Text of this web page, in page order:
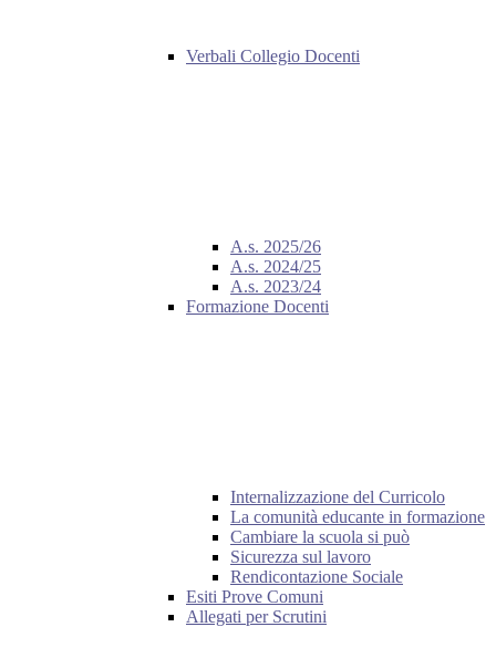
Verbali Collegio Docenti
A.s. 2025/26
A.s. 2024/25
A.s. 2023/24
Formazione Docenti
Internalizzazione del Curricolo
La comunità educante in formazione
Cambiare la scuola si può
Sicurezza sul lavoro
Rendicontazione Sociale
Esiti Prove Comuni
Allegati per Scrutini